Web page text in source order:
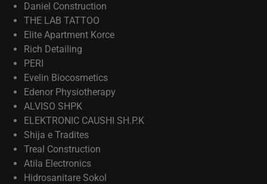
Daniel Construction
THE LAB TATTOO
Elite Apartment Korce
Rich Detailing
PERI
Evelin Biocosmetics
Edenor Physiotherapy
ALVISO SHPK
ELEKTRONIC CAUSHI SH.P.K
Shija e Tradites
Treal Construction
Atila Electronics
Hidrosanitare Sokol